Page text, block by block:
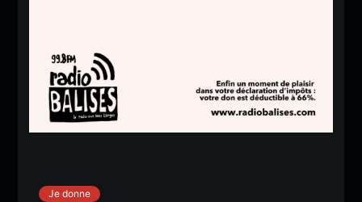
Je donne